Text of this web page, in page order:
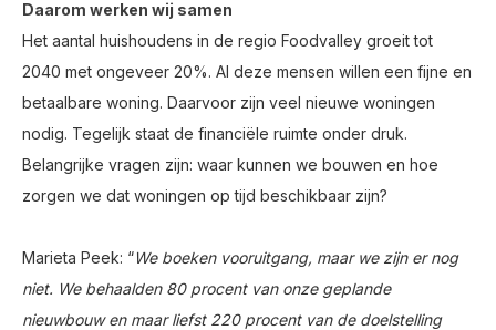
Daarom werken wij samen
Het aantal huishoudens in de regio Foodvalley groeit tot
2040 met ongeveer 20%. Al deze mensen willen een fijne en
betaalbare woning. Daarvoor zijn veel nieuwe woningen
nodig. Tegelijk staat de financiële ruimte onder druk.
Belangrijke vragen zijn: waar kunnen we bouwen en hoe
zorgen we dat woningen op tijd beschikbaar zijn?
Marieta Peek: “We boeken vooruitgang, maar we zijn er nog
niet. We behaalden 80 procent van onze geplande
nieuwbouwen maar liefst 220 procent van de doelstelling